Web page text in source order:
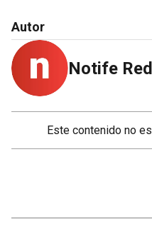
Autor
Notife
Este contenido no